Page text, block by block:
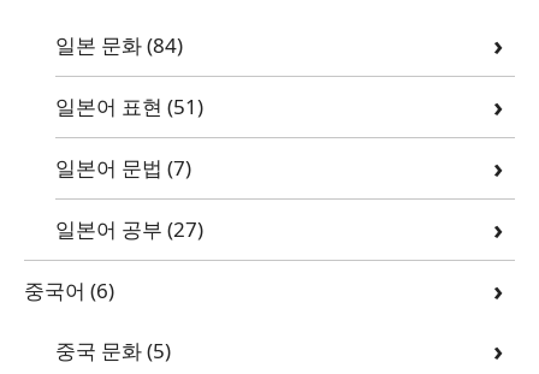
일본 문화(84)
일본어 표현 (51)
일본어 문법 (7)
일본어 공부 (27)
중국어 (6)
중국 문화(5)